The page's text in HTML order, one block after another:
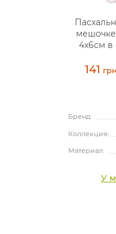
4х6см в
141 грн
Бренд:
Коллекция:
Материал:
У